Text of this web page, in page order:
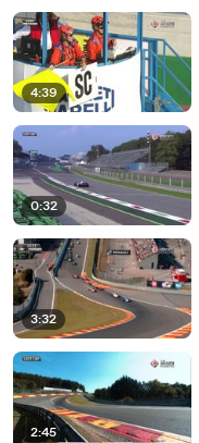
4:39
0:32
3:32
2:45